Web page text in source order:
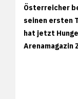
Österreicher
seinen ersten
hat jetzt
Arenamagazin